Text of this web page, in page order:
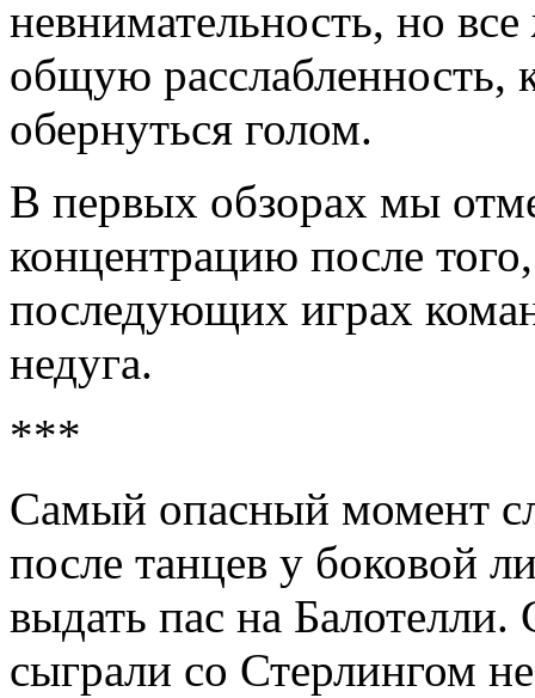
невнимательность, но
общую расслабленность,
обернуться голом.
В первых обзорах мы
концентрацию после того,
последующих играх
недуга.
***
Самый опасный момент
после танцев у боковой
выдать пас на
сыграли со Стерлингом